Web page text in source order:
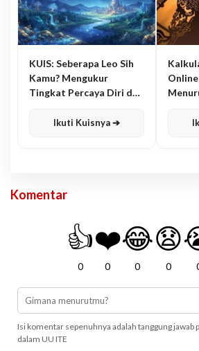
KUIS: Seberapa Leo Sih
Kamu? Mengukur
Tingkat Percaya Diri dan
Ikuti Kuisnya ➔
Komentar
👍
0
❤️
0
😂
0
😧
0
Isi komentar sepenuhnya adalah tanggung jawab
dalam UU ITE